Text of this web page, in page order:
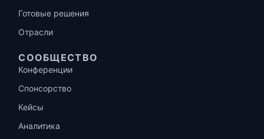
Готовые решения
Отрасли
СООБЩЕСТВО
Конференции
Спонсорство
Кейсы
Аналитика